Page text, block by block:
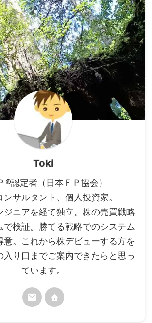
Toki
®認定者（日本ＦＰ協会）
ンサルタント、個人投資家。
ジニアを経て独立。株の売買戦略
で検証。勝てる戦略でのシステム
意。これから株デビューする方を
入り口までご案内できたらと思っ
ています。